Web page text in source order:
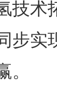
技术
步实